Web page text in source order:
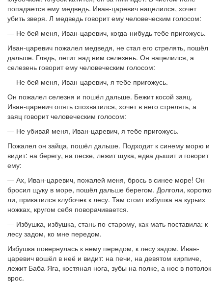
попадается ему медведь. Иван-царевич нацелился, хочет
убить зверя. Л медведь говорит ему человеческим голосом:
— Не бей меня, Иван-царевич, когда-нибудь тебе пригожусь.
Иван-царевич пожалел медведя, не стал его стрелять, пошёл
дальше. Глядь, летит над ним селезень. Он нацелился, а
селезень говорит ему человеческим голосом:
— Не бей меня, Иван-царевич, я тебе пригожусь.
Он пожалел селезня и пошёл дальше. Бежит косой заяц.
Иван-царевич опять спохватился, хочет в него стрелять, а
заяц говорит человеческим голосом:
— Не убивай меня, Иван-царевич, я тебе пригожусь.
Пожалел он зайца, пошёл дальше. Подходит к синему морю и
видит: на берегу, на песке, лежит щука, едва дышит и говорит
ему:
— Ах, Иван-царевич, пожалей меня, брось в синее море! Он
бросил щуку в море, пошёл дальше берегом. Долголи, коротко
ли, прикатился клубочек к лесу. Там стоит избушка на курьих
ножках, кругом себя поворачивается.
— Избушка, избушка, стань по-старому, как мать поставила: к
лесу задом, ко мне передом.
Избушка повернулась к нему передом, к лесу задом. Иван-
царевич вошёл в неё и видит: на печи, на девятом кирпиче,
лежит Баба-Яга, костяная нога, зубы на полке, а нос в потолок
врос.